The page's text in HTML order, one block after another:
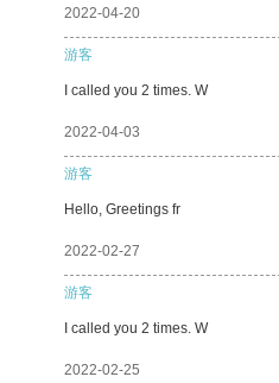
2022-04-20
游客
I called you 2 times. W
2022-04-03
游客
Hello, Greetings fr
2022-02-27
游客
I called you 2 times. W
2022-02-25